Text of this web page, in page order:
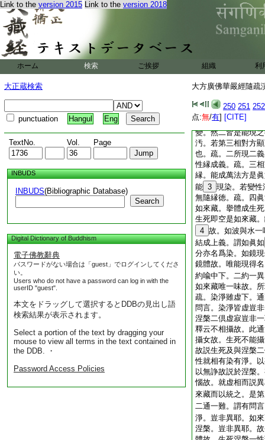
Link to the version 2015 Link to the version 2018
ホーム 検索 ご挨拶 組織 利
大正蔵検索
punctuation Hangul Eng
TextNo. Vol. Page
INBUDS
INBUDS(Bibliographic Database)
Search
Digital Dictionary of Buddhism
電子佛教辭典
パスワードがない場合は「guest」でログインしてくださ
い。
Users who do not have a password can log in with the
userID "guest".
本文をドラッグして選択するとDDBの見出し語
検索結果が表示されます。
Select a portion of the text by dragging your
mouse to view all terms in the text contained in
the DDB. ・
Password Access Policies
大方廣佛華嚴經隨疏
250 251 252
点:無/有] [CITE]
性者。上是理性此
由無性故下。第二
道。後明染淨。今
無礙以成中道。疏
此有四位下。開章
來藏。影喩生死業
淨故能現者。即四
淨故不爲汚。即第
染二即染而不染。
變。然二皆是能現
汚。若第三相對方
也。疏。二所現二
性縁成義。疏。三
縁。能成萬法方是
能 3 現染。若變性
無隨縁徳。疏。四
如來藏。擧體成生
生死即空是如來藏
4 故。如波與水
結成上義。謂如眞如
分亦名爲染。如鏡
鏡體故。唯能現得
約喩中下。二約一
如來藏唯一味故。
疏。染淨雖虚下。
問言。染淨皆虚豈
涅槃二倶虚寂豈非
釋云不相攝故。此
攝女故。生死不能
故説生死及與涅槃
性就相有染有淨。
以無諍故説於涅槃
惱故。就虚相而説
來藏而以統之。是
二通一難。謂有問
淨。豈非異耶。如
涅槃。豈非異耶。